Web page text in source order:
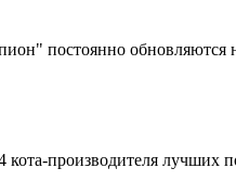
постоянно
кота-производителя лучших